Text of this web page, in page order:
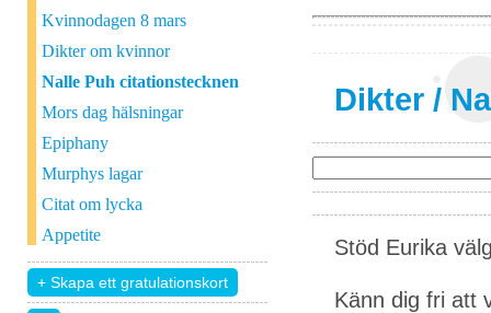
Kvinnodagen 8 mars
Dikter om kvinnor
Nalle Puh citationstecknen
Mors dag hälsningar
Epiphany
Murphys lagar
Citat om lycka
Appetite
Dikter /
Stöd Eurika
Känn dig fri att